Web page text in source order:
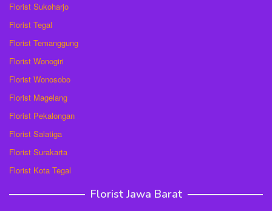
Florist Sukoharjo
Florist Tegal
Florist Temanggung
Florist Wonogiri
Florist Wonosobo
Florist Magelang
Florist Pekalongan
Florist Salatiga
Florist Surakarta
Florist Kota Tegal
Florist Jawa Barat